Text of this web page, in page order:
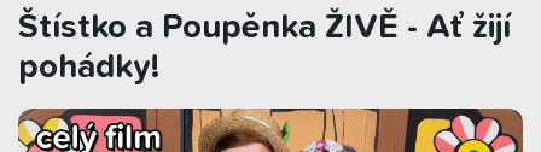
Štístko a Poupěnka ŽIVĚ - Ať žijí
pohádky!